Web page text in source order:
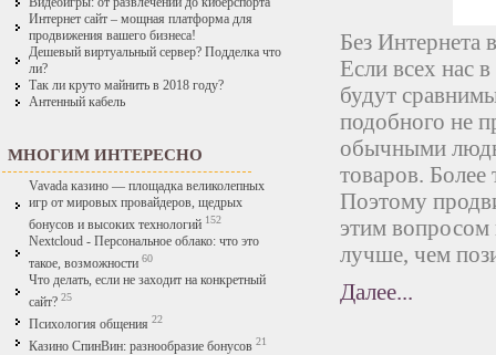
Интернет сайт – мощная платформа для
продвижения вашего бизнеса!
Дешевый виртуальный сервер? Подделка что
ли?
Так ли круто майнить в 2018 году?
Антенный кабель
МНОГИМ ИНТЕРЕСНО
Vavada казино — площадка великолепных
игр от мировых провайдеров, щедрых
бонусов и высоких технологий 152
Nextcloud - Персональное облако: что это
такое, возможности 60
Что делать, если не заходит на конкретный
сайт? 25
Психология общения 22
Казино СпинВин: разнообразие бонусов 21
Без Интернета
Если всех нас
будут
подобного не
обычными
товаров. Более
Поэтому
этим вопросом
лучше, чем
Далее...